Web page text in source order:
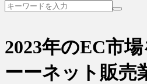
2023年のEC市
ーーネット販売